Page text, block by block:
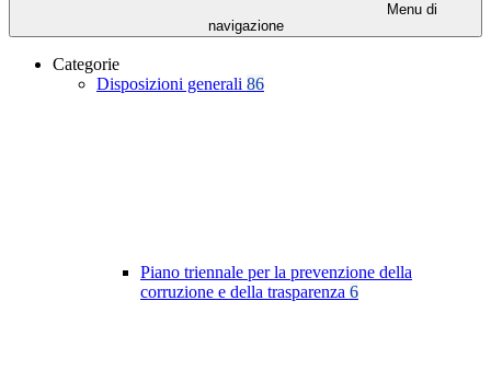
Menu di
navigazione
Categorie
Disposizioni generali 86
Piano triennale per la prevenzione della
corruzione e della trasparenza 6